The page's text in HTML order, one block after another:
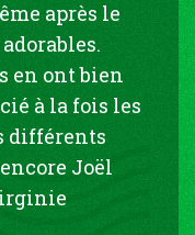
après le
en ont bien
à la fois les
différents
Joël